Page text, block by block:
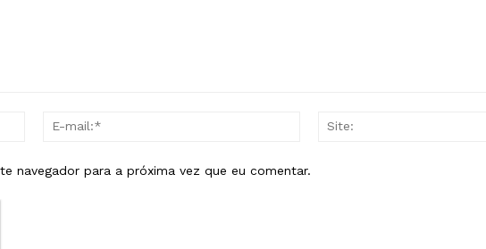
Nome:*
navegador para a próxima vez que eu comentar.